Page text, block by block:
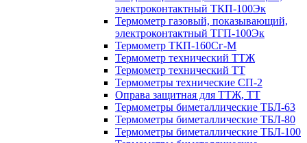
электроконтактный ТКП-100Эк
Термометр газовый, показывающий,
электроконтактный ТГП-100Эк
Термометр ТКП-160Сг-М
Термометр технический ТТЖ
Термометр технический ТТ
Термометры технические СП-2
Оправа защитная для ТТЖ, ТТ
Термометры биметаллические ТБЛ-63
Термометры биметаллические ТБЛ-80
Термометры биметаллические ТБЛ-100